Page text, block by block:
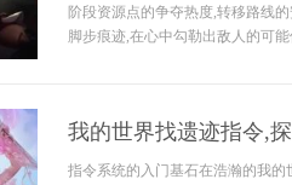
阶段资源点的争夺热度,转移路线
脚步痕迹,在心中勾勒出敌人的可
我的世界找遗迹指令,
指令系统的入门基石在浩瀚的我